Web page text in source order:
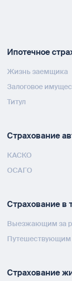
Ипотечное
Жизнь заемщика
Залоговое
Титул
Страхование
КАСКО
ОСАГО
Страхование в
Выезжающим за
Путешествующим
Страхование